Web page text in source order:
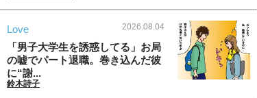
Love 2026.08.04
「男子大学生を誘惑してる」お局
の嘘でパート退職。巻き込んだ彼
に“謝...
鈴木詩子